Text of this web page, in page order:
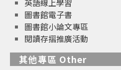
圖書館電子書
圖書館小論文專區
閱讀存摺推廣活動
其他專區 Other